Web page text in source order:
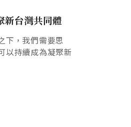
新台灣共同體
下，我們需要思
以持續成為凝聚新